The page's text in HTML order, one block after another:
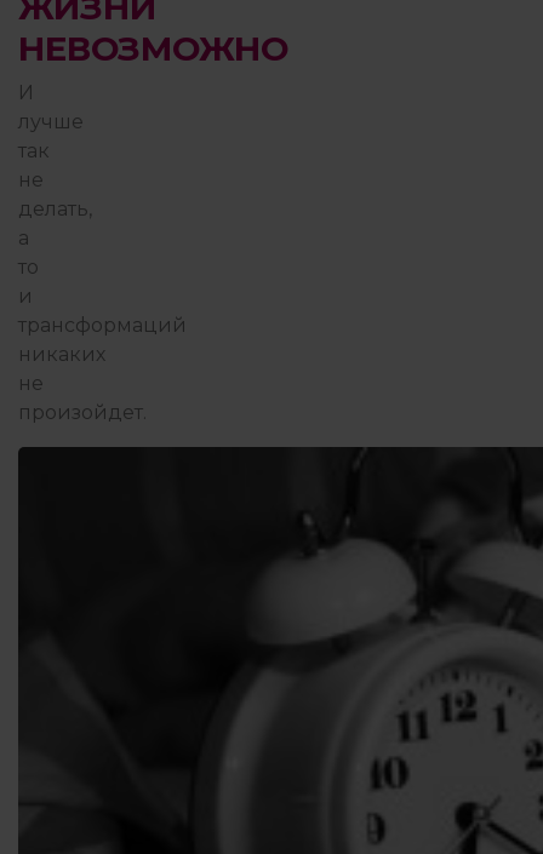
НЕВОЗМОЖНО
И
лучше
так
не
делать,
а
то
и
трансформаций
никаких
не
произойдет.